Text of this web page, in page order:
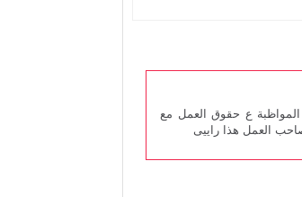
ع حقوق العمل مع
العمل هذا راييى